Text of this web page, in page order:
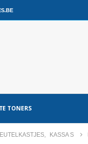
TONERS
, KASSA S